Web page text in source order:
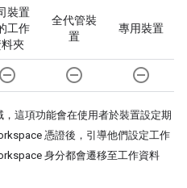
裝置
工作
夾
全代管裝
置
專用裝置
remove_circle_outline remove_circle_outline remove_circle_outline
這項功能會在使用者於裝置設定期
憑證後，引導他們設定工作
身分都會遷移至工作資料